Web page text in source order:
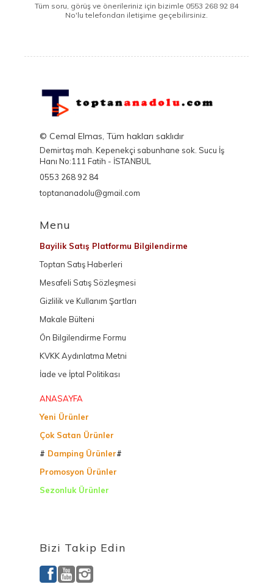
Tüm soru, görüş ve önerileriniz için bizimle 0553 268 92 84
No'lu telefondan iletişime geçebilirsiniz.
© Cemal Elmas, Tüm hakları saklıdır
Demirtaş mah. Kepenekçi sabunhane sok. Sucu İş
Hanı No:111 Fatih - İSTANBUL
0553 268 92 84
toptananadolu@gmail.com
Menu
Bayilik Satış Platformu Bilgilendirme
Toptan Satış Haberleri
Mesafeli Satış Sözleşmesi
Gizlilik ve Kullanım Şartları
Makale Bülteni
Ön Bilgilendirme Formu
KVKK Aydınlatma Metni
İade ve İptal Politikası
ANASAYFA
Yeni Ürünler
Çok Satan Ürünler
# Damping Ürünler#
Promosyon Ürünler
Sezonluk Ürünler
Bizi Takip Edin